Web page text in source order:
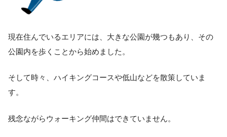
現在住んでいるエリアには、大きな公園が幾つもあり、その
公園内を歩くことから始めました。
そして時々、ハイキングコースや低山などを散策していま
す。
残念ながらウォーキング仲間はできていません。